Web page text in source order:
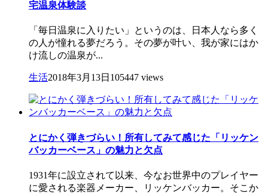
宅温泉体験談
「毎日温泉に入りたい」というのは、日本人なら多く
の人が憧れる夢だろう。その夢が叶い、我が家にはか
け流しの温泉が...
生活2018年3月13日 105447 views
とにかく弾きづらい！所有してみて感じた「リッケン
バッカーベース」の魅力と欠点
1931年に設立されて以来、今なお世界中のプレイヤー
に愛される楽器メーカー、リッケンバッカー。そこか